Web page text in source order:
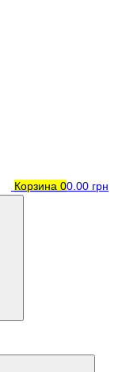
Корзина 00.00 грн